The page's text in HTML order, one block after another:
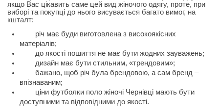
якщо Вас цікавить саме цей вид жіночого одягу, проте, при
виборі та покупці до нього висувається багато вимог, на
кшталт:
річ має буди виготовлена з високоякісних
матеріалів;
до якості пошиття не має бути жодних зауважень;
дизайн має бути стильним, «трендовим»;
бажано, щоб річ була брендовою, а сам бренд –
впізнаваним;
ціни футболки поло жіночі Чернівці мають бути
доступними та відповідними до якості.